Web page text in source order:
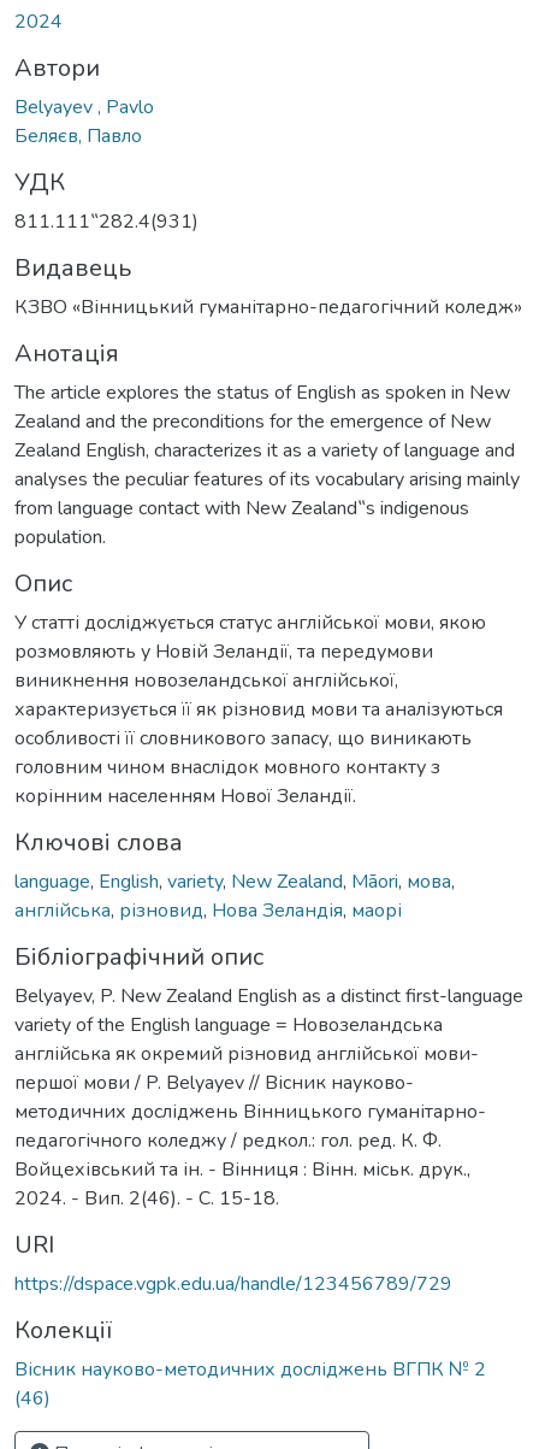
2024
Автори
Belyayev , Pavlo
Беляєв, Павло
УДК
811.111‟282.4(931)
Видавець
КЗВО «Вінницький гуманітарно-педагогічний коледж»
Анотація
The article explores the status of English as spoken in New
Zealand and the preconditions for the emergence of New
Zealand English, characterizes it as a variety of language and
analyses the peculiar features of its vocabulary arising mainly
from language contact with New Zealand‟s indigenous
population.
Опис
У статті досліджується статус англійської мови, якою
розмовляють у Новій Зеландії, та передумови
виникнення новозеландської англійської,
характеризується її як різновид мови та аналізуються
особливості її словникового запасу, що виникають
головним чином внаслідок мовного контакту з
корінним населенням Нової Зеландії.
Ключові слова
language, English, variety, New Zealand, Māori, мова,
англійська, різновид, Нова Зеландія, маорі
Бібліографічний опис
Belyayev, P. New Zealand English as a distinct first-language
variety of the English language = Новозеландська
англійська як окремий різновид англійської мови-
першої мови / P. Belyayev // Вісник науково-
методичних досліджень Вінницького гуманітарно-
педагогічного коледжу / редкол.: гол. ред. К. Ф.
Войцехівський та ін. - Вінниця : Вінн. міськ. друк.,
2024. - Вип. 2(46). - С. 15-18.
URI
https://dspace.vgpk.edu.ua/handle/123456789/729
Колекції
Вісник науково-методичних досліджень ВГПК № 2
(46)